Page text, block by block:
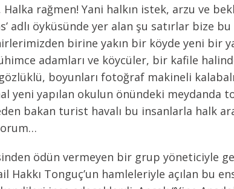
rağmen! Yani halkın istek, arzu ve
adlı öyküsünde yer alan şu satırlar bize
birine yakın bir köyde yeni bir
adamları ve köycüler, bir kafile
boyunları fotoğraf makineli
yeni yapılan okulun önündeki meydanda
bakan turist havalı bu insanlarla halk
ödün vermeyen bir grup yöneticiyle
Hakkı Tonguç’un hamleleriyle açılan bu